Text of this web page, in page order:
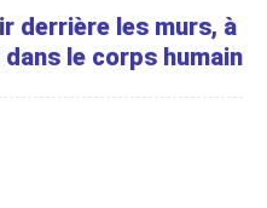
derrière les murs, à
le corps humain